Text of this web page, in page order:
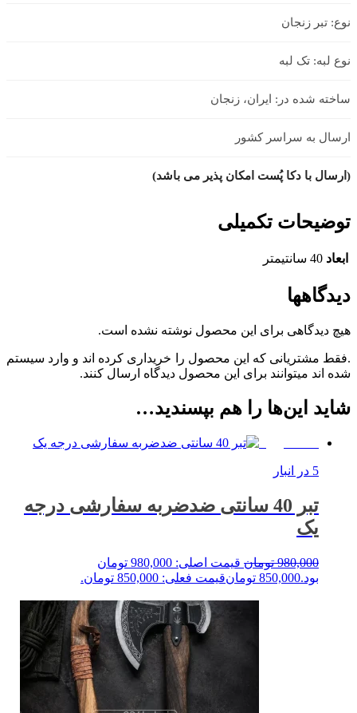
نوع: تبر زنجان
نوع لبه: تک لبه
ساخته شده در: ایران، زنجان
ارسال به سراسر کشور
(ارسال با دکا پُست امکان پذیر می باشد)
توضیحات تکمیلی
ابعاد 40 سانتیمتر
دیدگاهها
هیچ دیدگاهی برای این محصول نوشته نشده است.
.فقط مشتریانی که این محصول را خریداری کرده اند و وارد سیستم
شده اند میتوانند برای این محصول دیدگاه ارسال کنند.
شاید این‌ها را هم بپسندید…
5 در انبار
تبر 40 سانتی ضدضربه سفارشی درجه
یک
980,000 تومان
قیمت اصلی: 980,000 تومان
بود.850,000 تومانقیمت فعلی: 850,000 تومان.